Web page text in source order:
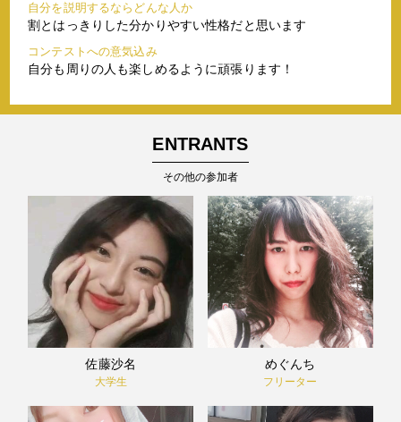
自分を説明するならどんな人か
割とはっきりした分かりやすい性格だと思います
コンテストへの意気込み
自分も周りの人も楽しめるように頑張ります！
ENTRANTS
その他の参加者
佐藤沙名
大学生
めぐんち
フリーター